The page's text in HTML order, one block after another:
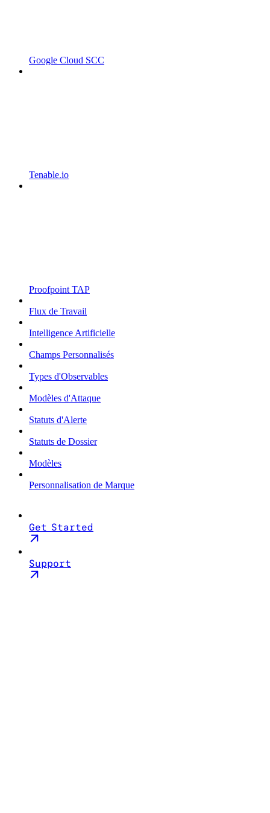
Google Cloud SCC
Tenable.io
Proofpoint TAP
Flux de Travail
Intelligence Artificielle
Champs Personnalisés
Types d'Observables
Modèles d'Attaque
Statuts d'Alerte
Statuts de Dossier
Modèles
Personnalisation de Marque
Get Started
Support